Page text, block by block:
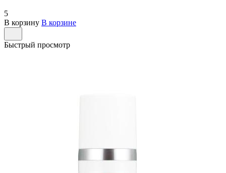
5
В корзину В корзине
Быстрый просмотр